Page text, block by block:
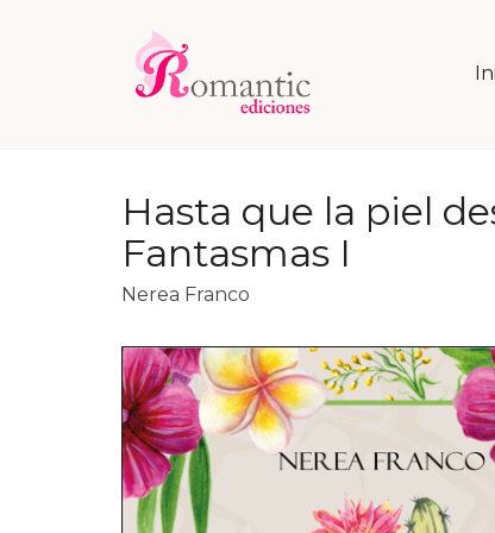
Hasta que la piel
Fantasmas I
Nerea Franco
+